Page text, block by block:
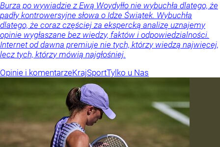
Burza po wywiadzie z Ewą Woydyłło nie wybuchła dlatego, że
padły kontrowersyjne słowa o Idze Świątek. Wybuchła
dlatego, że coraz częściej za ekspercką analizę uznajemy
opinie wygłaszane bez wiedzy, faktów i odpowiedzialności.
Internet od dawna premiuje nie tych, którzy wiedzą najwięcej,
lecz tych, którzy mówią najgłośniej.
Opinie i komentarzeKrajSportTylko u Nas